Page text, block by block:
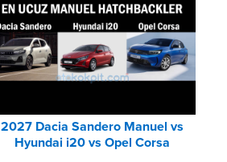
2027 Dacia Sandero Manuel vs
Hyundai i20 vs Opel Corsa